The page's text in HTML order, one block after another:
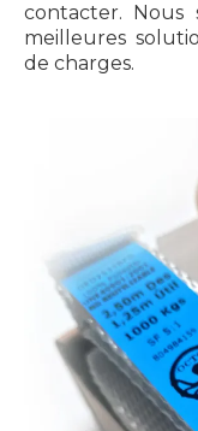
contacter. Nous
meilleures
de charges.